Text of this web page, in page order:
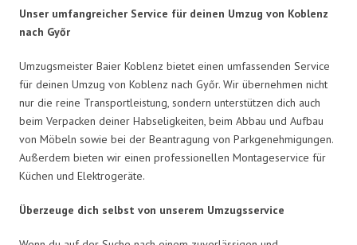
Unser umfangreicher Service für deinen Umzug von Koblenz
nach Győr
Umzugsmeister Baier Koblenz bietet einen umfassenden Service
für deinen Umzug von Koblenz nach Győr. Wir übernehmen nicht
nur die reine Transportleistung, sondern unterstützen dich auch
beim Verpacken deiner Habseligkeiten, beim Abbau und Aufbau
von Möbeln sowie bei der Beantragung von Parkgenehmigungen.
Außerdem bieten wir einen professionellen Montageservice für
Küchen und Elektrogeräte.
Überzeuge dich selbst von unserem Umzugsservice